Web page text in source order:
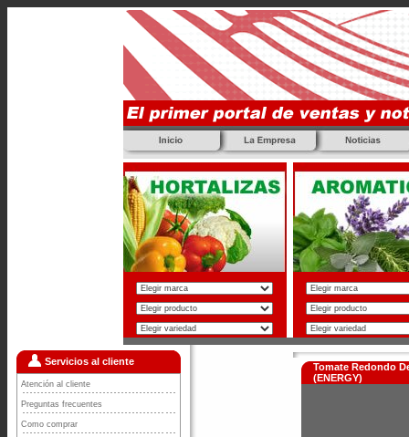
Servicios al cliente
Atención al cliente
Preguntas frecuentes
Como comprar
Tomate Redondo
(ENERGY)